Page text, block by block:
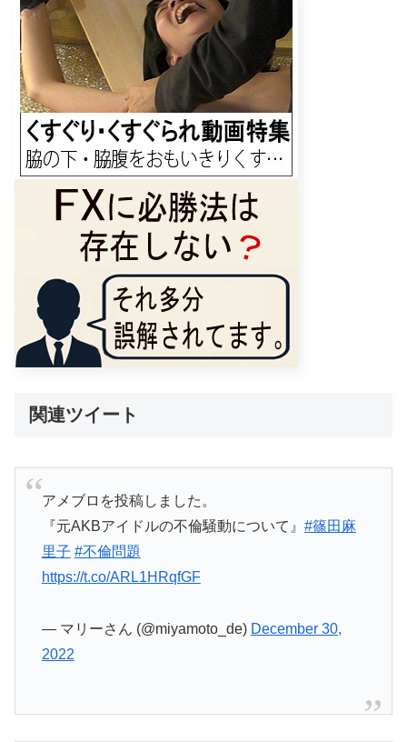
関連ツイート
アメブロを投稿しました。
『元AKBアイドルの不倫騒動について』 #篠田麻
里子 #不倫問題
https://t.co/ARL1HRqfGF
— マリーさん (@miyamoto_de) December 30,
2022